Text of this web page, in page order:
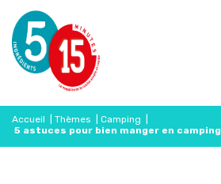
Accueil Thèmes Camping
5 astuces pour bien manger en camping